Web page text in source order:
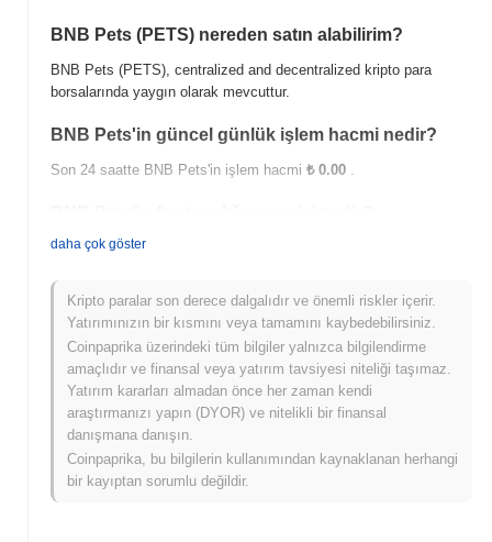
BNB Pets (PETS) nereden satın alabilirim?
BNB Pets (PETS), centralized and decentralized kripto para
borsalarında yaygın olarak mevcuttur.
BNB Pets'in güncel günlük işlem hacmi nedir?
Son 24 saatte BNB Pets'in işlem hacmi ₺ 0.00 .
Tüm Zamanların En Yüksek Değeri (ATH):
BNB Pets şu anda ATH'sinin ~100.00% altında işlem görüyor .
BNB Pets, daha geniş kripto piyasasıyla
karşılaştırıldığında nasıl performans gösteriyor?
Son 7 günde BNB Pets0.00%kazandı, genel kripto piyasasından
0.14%kazanç kaydeden daha düşük performans gösterdi. Bu,
daha geniş piyasa momentumuna göre PETS'ün fiyat hareketinde
geçici bir gecikme gösterdiğini belirtir.
daha çok göster
Kripto paralar son derece dalgalıdır ve önemli riskler içerir.
Yatırımınızın bir kısmını veya tamamını kaybedebilirsiniz.
Coinpaprika üzerindeki tüm bilgiler yalnızca bilgilendirme
amaçlıdır ve finansal veya yatırım tavsiyesi niteliği taşımaz.
Yatırım kararları almadan önce her zaman kendi
araştırmanızı yapın (DYOR) ve nitelikli bir finansal
danışmana danışın.
Coinpaprika, bu bilgilerin kullanımından kaynaklanan herhangi
bir kayıptan sorumlu değildir.